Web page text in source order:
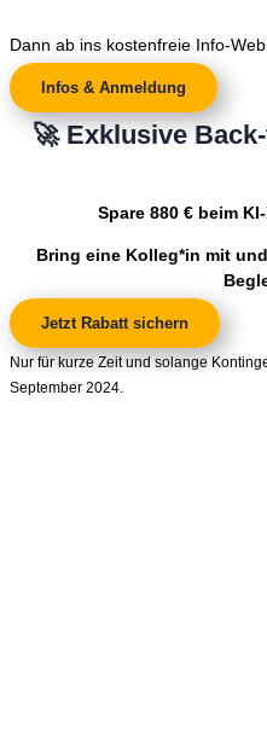
Dann ab ins kostenfreie Info-
Infos & Anmeldung
🚀 Exklusive
Spare 880 € beim
Bring eine Kolleg*in mit
Jetzt Rabatt sichern
Nur für kurze Zeit und solange
September 2024.